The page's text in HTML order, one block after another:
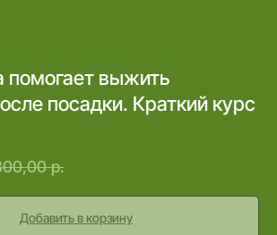
помогает выжить
посадки. Краткий курс
р.
Добавить в корзину